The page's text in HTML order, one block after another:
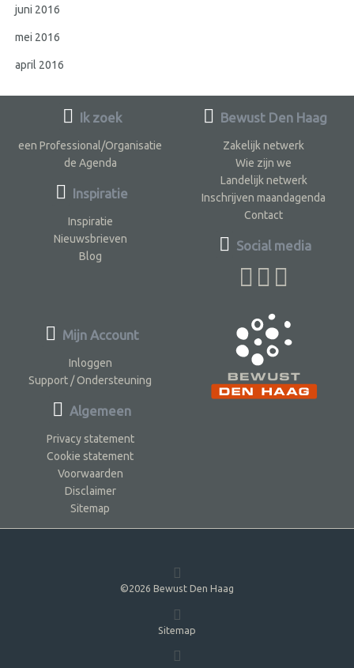
juni 2016
mei 2016
april 2016
Ik zoek
een Professional/Organisatie
de Agenda
Inspiratie
Inspiratie
Nieuwsbrieven
Blog
Bewust Den Haag
Zakelijk netwerk
Wie zijn we
Landelijk netwerk
Inschrijven maandagenda
Contact
Social media
Mijn Account
Inloggen
Support / Ondersteuning
Algemeen
Privacy statement
Cookie statement
Voorwaarden
Disclaimer
Sitemap
©2026 Bewust Den Haag
Sitemap